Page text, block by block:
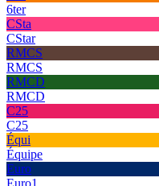
6ter
CSta
CStar
RMCS
RMCS
RMCD
RMCD
C25
C25
Équi
Équipe
Euro